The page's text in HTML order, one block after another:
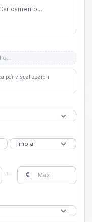
per visualizzare i